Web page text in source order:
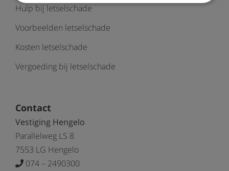
Hulp bij letselschade
Voorbeelden letselschade
Kosten letselschade
Vergoeding bij letselschade
Contact
Vestiging Hengelo
Parallelweg LS 8
7553 LG Hengelo
074 – 2490300